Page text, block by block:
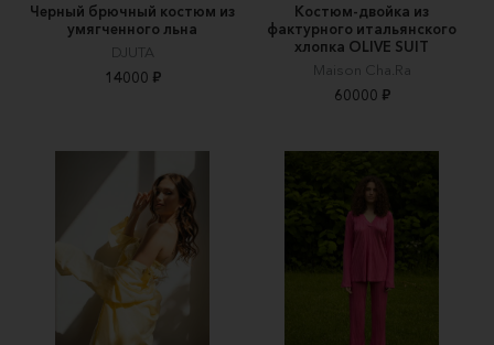
Черный брючный костюм из
умягченного льна
DJUTA
14000 ₽
Костюм-двойка из
фактурного итальянского
хлопка OLIVE SUIT
Maison Cha.Ra
60000 ₽